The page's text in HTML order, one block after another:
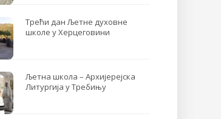
Трећи дан Љетне духовне
школе у Херцеговини
Љетна школа – Архијерејска
Литургија у Требињу